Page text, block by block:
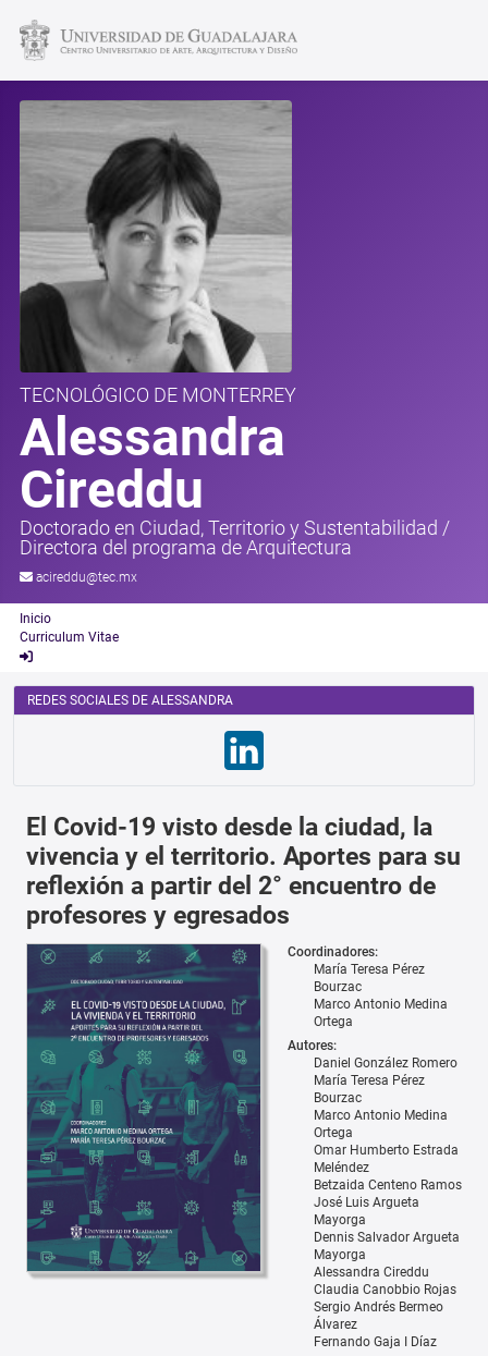
TECNOLÓGICO DE MONTERREY
Alessandra
Cireddu
Doctorado en Ciudad, Territorio y Sustentabilidad /
Directora del programa de Arquitectura
acireddu@tec.mx
Inicio
Curriculum Vitae
REDES SOCIALES DE ALESSANDRA
El Covid-19 visto desde la ciudad, la
vivencia y el territorio. Aportes para su
reflexión a partir del 2° encuentro de
profesores y egresados
Coordinadores:
María Teresa Pérez
Bourzac
Marco Antonio Medina
Ortega
Autores:
Daniel González Romero
María Teresa Pérez
Bourzac
Marco Antonio Medina
Ortega
Omar Humberto Estrada
Meléndez
Betzaida Centeno Ramos
José Luis Argueta
Mayorga
Dennis Salvador Argueta
Mayorga
Alessandra Cireddu
Claudia Canobbio Rojas
Sergio Andrés Bermeo
Álvarez
Fernando Gaja I Díaz